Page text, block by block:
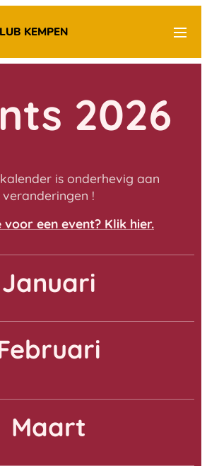
KEMPEN
2026
is onderhevig aan
veranderingen !
voor een event? Klik hier.
Januari
Maart